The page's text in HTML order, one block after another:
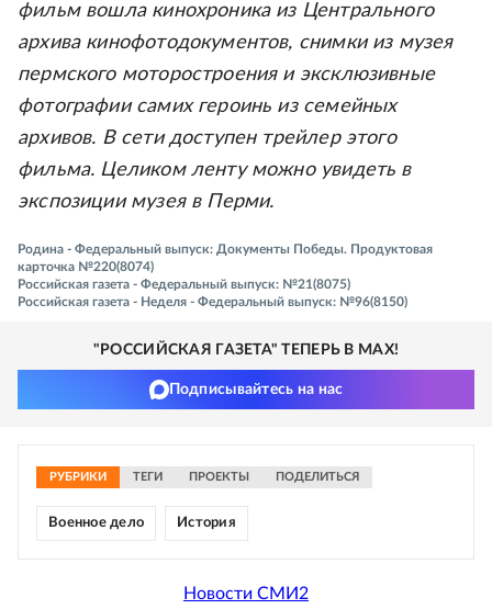
фильм вошла кинохроника из Центрального
архива кинофотодокументов, снимки из музея
пермского моторостроения и эксклюзивные
фотографии самих героинь из семейных
архивов. В сети доступен трейлер этого
фильма. Целиком ленту можно увидеть в
экспозиции музея в Перми.
Родина - Федеральный выпуск: Документы Победы. Продуктовая
карточка №220(8074)
Российская газета - Федеральный выпуск: №21(8075)
Российская газета - Неделя - Федеральный выпуск: №96(8150)
"РОССИЙСКАЯ ГАЗЕТА" ТЕПЕРЬ В MAX!
Подписывайтесь на нас
РУБРИКИ ТЕГИ ПРОЕКТЫ ПОДЕЛИТЬСЯ
Военное дело История
Новости СМИ2